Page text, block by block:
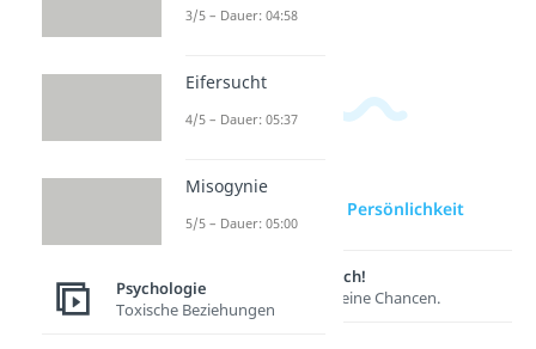
Dauer: 05:30
zur Videoseite: Persönlichkeit
Lernen lohnt sich!
Entdecke hier deine Chancen.
3/5 – Dauer: 04:58
Eifersucht
4/5 – Dauer: 05:37
Misogynie
5/5 – Dauer: 05:00
Psychologie
Toxische Beziehungen